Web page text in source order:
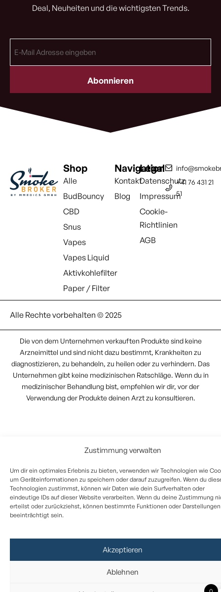
Zustimmung verwalten
Um dir ein optimales Erlebnis zu bieten, verwenden wir Technologien wie
um Geräteinformationen zu speichern oder darauf zuzugreifen. Wenn du
Technologien zustimmst, können wir Daten wie dein Surfverhalten oder
eindeutige IDs auf dieser Website verarbeiten. Wenn du deine Zustimmung
erteilst oder zurückziehst, können bestimmte Funktionen oder Darstellungen
beeinträchtigt sein.
Akzeptieren
Ablehnen
Deal, Neuheiten und die wichtigsten Trends.
Mail
Shop
Alle
BudBouncy
CBD
Snus
Vapes
Vapes Liquid
Aktivkohlefilter
Paper / Filter
Navigation
Kontakt
Blog
Legal
Datenschutz
Impressum
Cookie-
Richtlinien
AGB
+41 76 431 21
51
Alle Rechte vorbehalten © 2025
Die von dem Unternehmen verkauften Produkte sind keine
Arzneimittel und sind nicht dazu bestimmt, Krankheiten zu
diagnostizieren, zu behandeln, zu heilen oder zu verhindern. Das
Unternehmen gibt keine medizinischen Ratschläge. Wenn du in
medizinischer Behandlung bist, empfehlen wir dir, vor der
Verwendung der Produkte deinen Arzt zu konsultieren.